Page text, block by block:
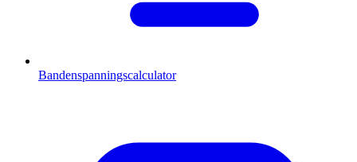
Bandenspanningscalculator